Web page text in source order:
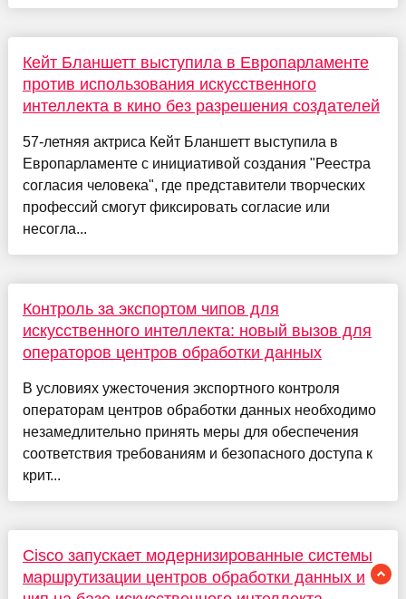
Кейт Бланшетт выступила в Европарламенте
против использования искусственного
интеллекта в кино без разрешения создателей
57-летняя актриса Кейт Бланшетт выступила в
Европарламенте с инициативой создания "Реестра
согласия человека", где представители творческих
профессий смогут фиксировать согласие или
несогла...
Контроль за экспортом чипов для
искусственного интеллекта: новый вызов для
операторов центров обработки данных
В условиях ужесточения экспортного контроля
операторам центров обработки данных необходимо
незамедлительно принять меры для обеспечения
соответствия требованиям и безопасного доступа к
крит...
Cisco запускает модернизированные системы
маршрутизации центров обработки данных и